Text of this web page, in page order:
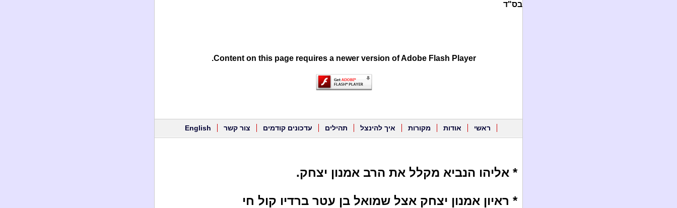
בס"ד
Content on this page requires a newer version of Adobe Flash Player.
ראשי אודות מקורות איך להינצל תהילים עדכונים קודמים צור קשר English
* אליהו הנביא מקלל את הרב אמנון יצחק.
* ראיון אמנון יצחק אצל שמואל בן עטר ברדיו קול חי